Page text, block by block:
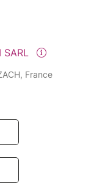
SARL
France